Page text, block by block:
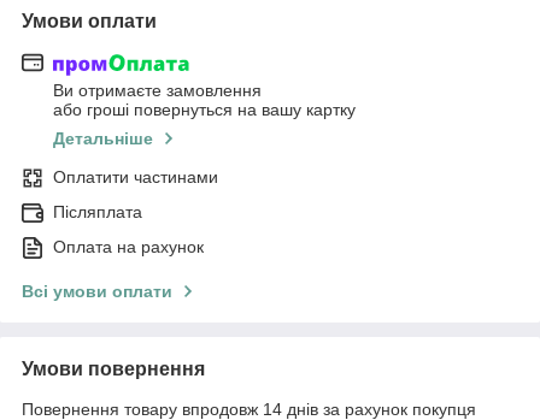
Умови оплати
Ви отримаєте замовлення
або гроші повернуться на вашу картку
Детальніше
Оплатити частинами
Післяплата
Оплата на рахунок
Всі умови оплати
Умови повернення
Повернення товару впродовж 14 днів за рахунок покупця